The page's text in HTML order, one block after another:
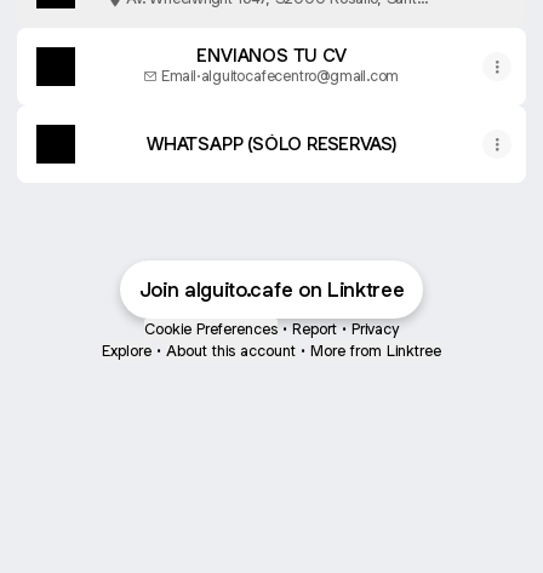
ENVIANOS TU CV
Email·alguitocafecentro@gmail.com
WHATSAPP (SÓLO RESERVAS)
Join alguito.cafe on Linktree
Cookie Preferences • Report • Privacy
Explore • About this account • More from Linktree